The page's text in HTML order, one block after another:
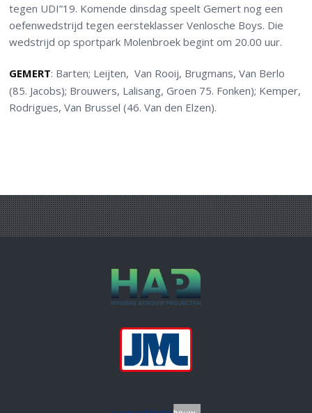
tegen UDI”19. Komende dinsdag speelt Gemert nog een
oefenwedstrijd tegen eersteklasser Venlosche Boys. Die
wedstrijd op sportpark Molenbroek begint om 20.00 uur.
GEMERT: Barten; Leijten, Van Rooij, Brugmans, Van Berlo
(85. Jacobs); Brouwers, Lalisang, Groen 75. Fonken); Kemper,
Rodrigues, Van Brussel (46. Van den Elzen).